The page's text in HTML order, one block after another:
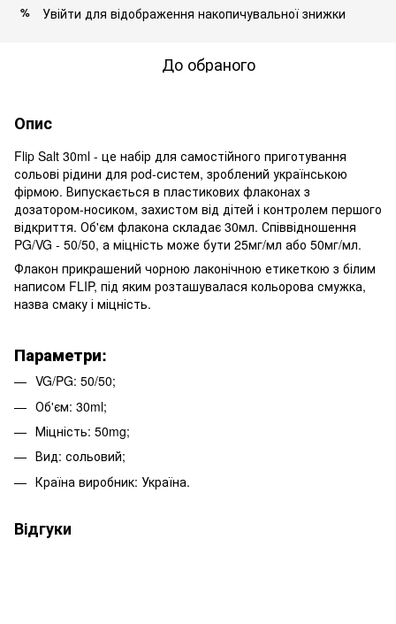
% Увійти для відображення накопичувальної знижки
До обраного
Опис
Flip Salt 30ml - це набір для самостійного приготування
сольові рідини для pod-систем, зроблений українською
фірмою. Випускається в пластикових флаконах з
дозатором-носиком, захистом від дітей і контролем першого
відкриття. Об'єм флакона складає 30мл. Співвідношення
PG/VG - 50/50, а міцність може бути 25мг/мл або 50мг/мл.
Флакон прикрашений чорною лаконічною етикеткою з білим
написом FLIP, під яким розташувалася кольорова смужка,
назва смаку і міцність.
Параметри:
VG/PG: 50/50;
Об'єм: 30ml;
Міцність: 50mg;
Вид: сольовий;
Країна виробник: Україна.
Відгуки